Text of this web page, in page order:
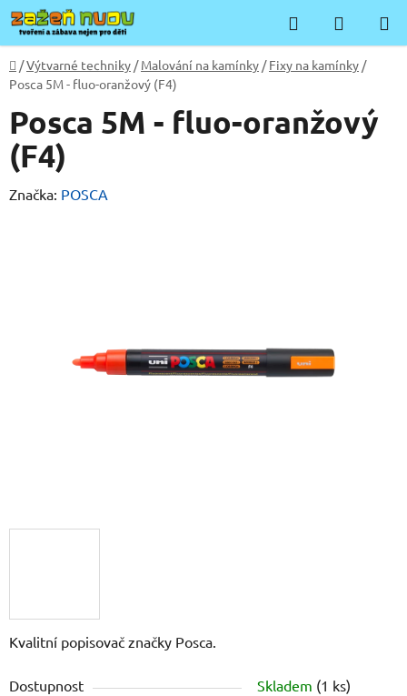
Přejít
na
obsah
Hledat
KOŠÍK
Domů
/Výtvarné techniky / Malování na kamínky / Fixy na kamínky /
Posca 5M - fluo-oranžový (F4)
Kvalitní popisovač značky Posca.
Dostupnost Skladem (1 ks)
Posca 5M - fluo-oranžový
(F4)
Značka: POSCA